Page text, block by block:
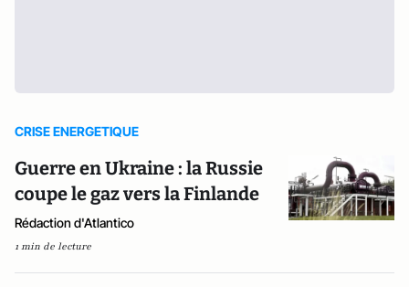
CRISE ENERGETIQUE
Guerre en Ukraine : la Russie
coupe le gaz vers la Finlande
Rédaction d'Atlantico
1 min de lecture